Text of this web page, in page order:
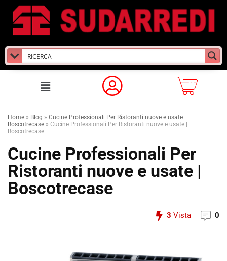
Home » Blog » Cucine Professionali Per Ristoranti nuove e usate |
Boscotrecase » Cucine Professionali Per Ristoranti nuove e usate |
Boscotrecase
Cucine Professionali Per
Ristoranti nuove e usate |
Boscotrecase
3 Vista 0